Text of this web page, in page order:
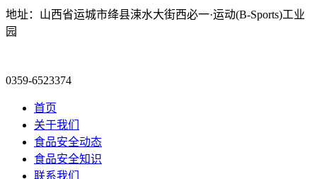
地址：山西省运城市绛县涑水大街西必一·运动(B-Sports)工业
园
0359-6523374
首页
关于我们
食品安全动态
食品安全知识
联系我们